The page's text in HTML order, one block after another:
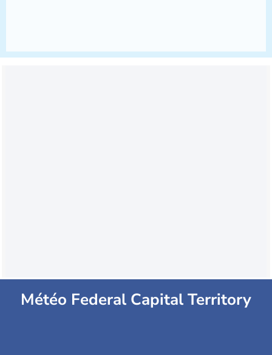
Météo Federal Capital Territory